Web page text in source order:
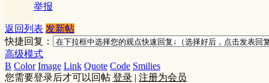
举报
返回列表 发新帖
快捷回复：
高级模式
B Color Image Link Quote Code Smilies
您需要登录后才可以回帖 登录 | 注册为会员